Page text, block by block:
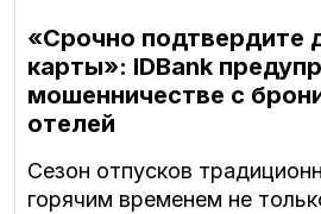
«Срочно подтвердите
карты»: IDBank
мошенничестве с
отелей
Сезон отпусков
горячим временем не